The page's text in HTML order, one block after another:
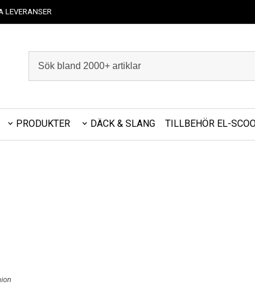
LEVERANSER
PRODUKTER DÄCK & SLANG TILLBEHÖR EL-